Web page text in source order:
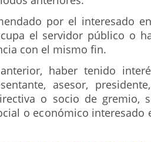
por el interesado
el servidor público o
con el mismo fin.
haber tenido
asesor,
o socio de gremio,
o económico interesado